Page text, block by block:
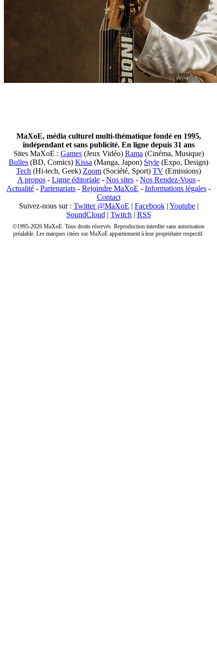
MaXoE, média culturel multi-thématique fondé en 1995,
indépendant et sans publicité. En ligne depuis 31 ans
Sites MaXoE : Games(Jeux Vidéo) Rama (Cinéma, Musique)
Bulles (BD, Comics) Kissa (Manga, Japon) Style (Expo, Design)
Tech (Hi-tech, Geek) Zoom (Société, Sport) TV (Emissions)
A propos- Ligne éditoriale- Nos sites- Nos Rendez-Vous-
Actualité - Partenariats - Rejoindre MaXoE - Informations légales -
Contact
Suivez-nous sur : Twitter @MaXoE | Facebook| Youtube|
SoundCloud | Twitch | RSS
©1995-2026 MaXoE. Tous droits réservés. Reproduction interdite sans autorisation
préalable. Les marques citées sur MaXoE appartiennent à leur propriétaire respectif.